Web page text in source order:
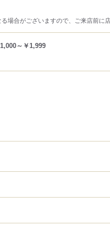
場合がございますので、ご来店前に
1,000～￥1,999